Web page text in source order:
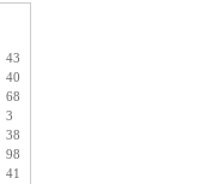
43
40
68
3
38
98
41